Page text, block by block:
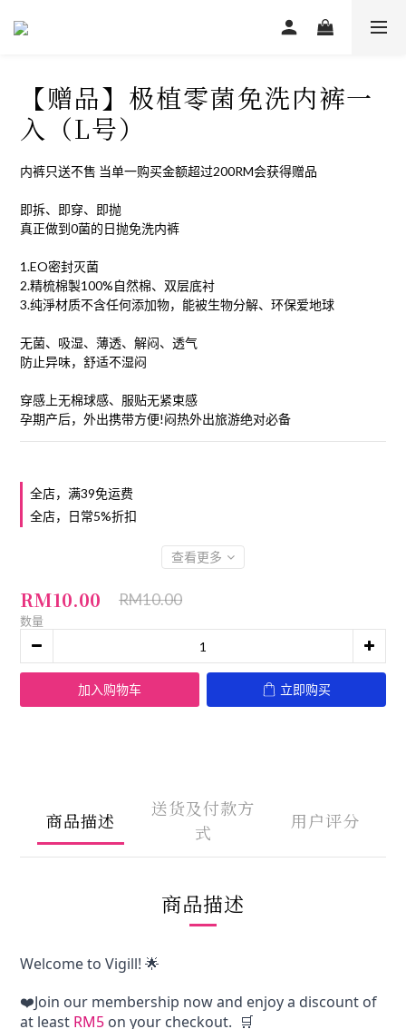
【赠品】极植零菌免洗内裤一
入（L号）
内裤只送不售 当单一购买金额超过200RM会获得赠品
即拆、即穿、即抛
真正做到0菌的日抛免洗内裤
1.EO密封灭菌
2.精梳棉製100%自然棉、双层底衬
3.纯淨材质不含任何添加物，能被生物分解、环保爱地球
无菌、吸湿、薄透、解闷、透气
防止异味，舒适不湿闷
穿感上无棉球感、服贴无紧束感
孕期产后，外出携带方便!闷热外出旅游绝对必备
全店，满39免运费
全店，日常5%折扣
查看更多
RM10.00 RM10.00
数量
加入购物车 立即购买
商品描述
送货及付款方
式
用户评分
商品描述
Welcome to Vigill! 🌟
❤️Join our membership now and enjoy a discount of
at least RM5 on your checkout.  🛒